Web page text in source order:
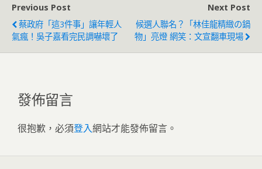
Previous Post
蔡政府「這3件事」讓年輕人
氣瘋！吳子嘉看完民調嚇壞了
Next Post
候選人聯名？「林佳龍精緻の鍋
物」亮燈 網笑：文宣翻車現場
發佈留言
很抱歉，必須登入網站才能發佈留言。